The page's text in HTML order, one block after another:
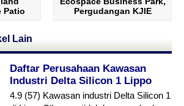
Patio
Pergudangan KJIE
Lain
Daftar Perusahaan Kawasan
Industri Delta Silicon 1 Lippo
Cikarang
4.9 (57) Kawasan industri Delta Silicon 1